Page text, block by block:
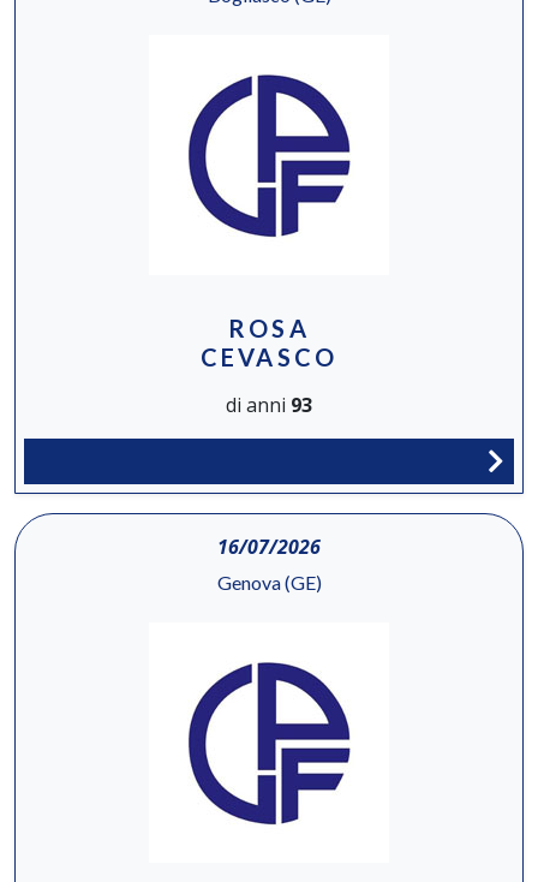
ROSA
CEVASCO
di anni 93
16/07/2026
Genova (GE)